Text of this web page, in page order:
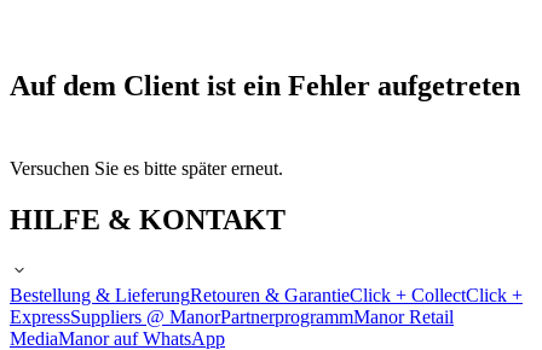
Auf dem Client ist ein Fehler aufgetreten
Versuchen Sie es bitte später erneut.
HILFE & KONTAKT
Bestellung & LieferungRetouren & GarantieClick + CollectClick +
ExpressSuppliers @ ManorPartnerprogrammManor Retail
MediaManor auf WhatsApp